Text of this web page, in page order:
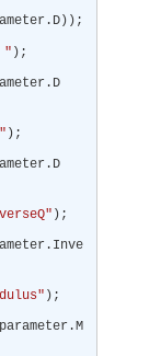
" );
);
);
);